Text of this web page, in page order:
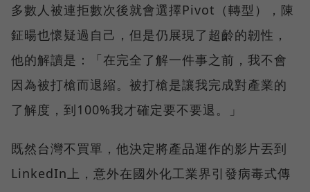
多數人被連拒數次後就會選擇Pivot（轉型），陳
鉦暘也懷疑過自己，但是仍展現了超齡的韌性，
他的解讀是：「在完全了解一件事之前，我不會
因為被打槍而退縮。被打槍是讓我完成對產業的
了解度，到100%我才確定要不要退。」
既然台灣不買單，他決定將產品運作的影片丟到
LinkedIn上，意外在國外化工業界引發病毒式傳